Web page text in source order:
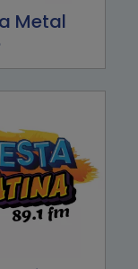
Metal